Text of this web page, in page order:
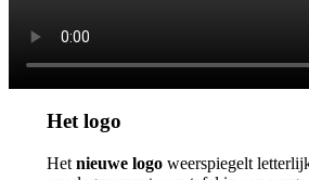
Het logo
Het nieuwe logoweerspiegelt